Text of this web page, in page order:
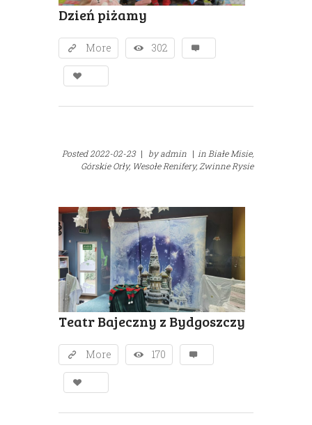
Dzień piżamy
More 302
Posted2022-02-23 | byadmin | in Białe Misie,
Górskie Orły, Wesołe Renifery, Zwinne Rysie
Teatr Bajeczny z Bydgoszczy
More 170